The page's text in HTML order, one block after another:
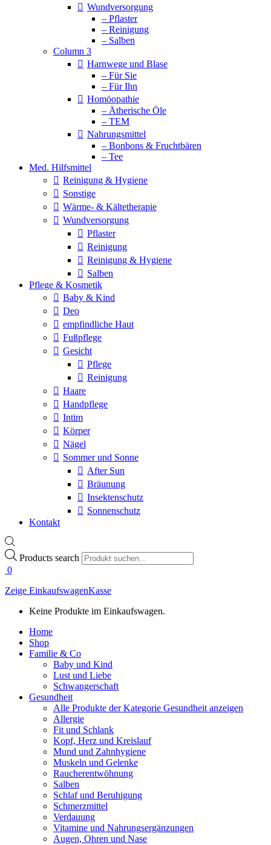
Wundversorgung
– Pflaster
– Reinigung
– Salben
Column 3
Harnwege und Blase
– Für Sie
– Für Ihn
Homöopathie
– Ätherische Öle
– TEM
Nahrungsmittel
– Bonbons & Fruchtbären
– Tee
Med. Hilfsmittel
Reinigung & Hygiene
Sonstige
Wärme- & Kältetherapie
Wundversorgung
Pflaster
Reinigung
Reinigung & Hygiene
Salben
Pflege & Kosmetik
Baby & Kind
Deo
empfindliche Haut
Fußpflege
Gesicht
Pflege
Reinigung
Haare
Handpflege
Intim
Körper
Nägel
Sommer und Sonne
After Sun
Bräunung
Insektenschutz
Sonnenschutz
Kontakt
Products search
0
Zeige EinkaufswagenKasse
Keine Produkte im Einkaufswagen.
Home
Shop
Familie & Co
Baby und Kind
Lust und Liebe
Schwangerschaft
Gesundheit
Alle Produkte der Kategorie Gesundheit anzeigen
Allergie
Fit und Schlank
Kopf, Herz und Kreislauf
Mund und Zahnhygiene
Muskeln und Gelenke
Raucherentwöhnung
Salben
Schlaf und Beruhigung
Schmerzmittel
Verdauung
Vitamine und Nahrungsergänzungen
Augen, Ohren und Nase